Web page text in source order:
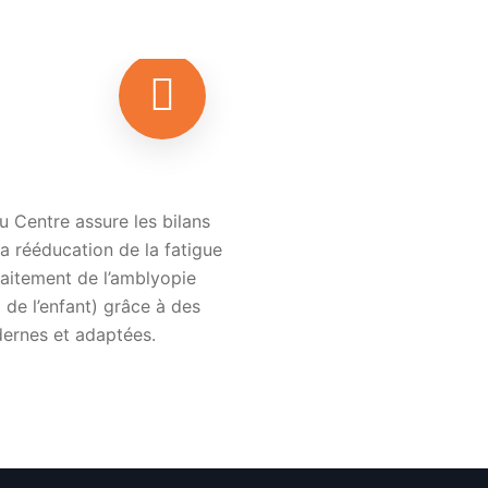
Centre assure les bilans
rééducation de la fatigue
de l’amblyopie
l’enfant) grâce à des
et adaptées.